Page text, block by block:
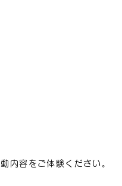
内容をご体験ください。